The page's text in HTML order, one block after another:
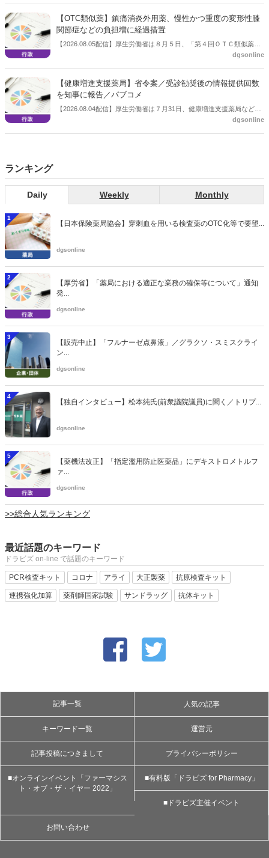
【OTC類似薬】鎮痛消炎外用薬、慢性かつ重度の変形性膝
関節症などの負担増に経過措置
【2026.08.05配信】厚生労働省は８月５日、「第４回ＯＴＣ類似薬の
保険給付の見直しの実施に向けた技術的検討会」を開催。「中間とり
会等に報告し、令和８年秋頃を目途に結論を得る予定。
dgsonline
【健康増進支援薬局】省令案／受診勧奨後の情報提供回数
を知事に報告／パブコメ
【2026.08.04配信】厚生労働省は７月31日、健康増進支援薬局などに
関する省令案を示し、パブコメを開始した。受診勧奨を行った後に、
dgsonline
ランキング
Daily Weekly Monthly
1
【日本保険薬局協会】穿刺血を用いる検査薬のOTC化等で要望...
dgsonline
2
【厚労省】「薬局における適正な業務の確保等について」通知
発...
dgsonline
3
【販売中止】「フルナーゼ点鼻液」／グラクソ・スミスクライ
ン...
dgsonline
4
【独自インタビュー】松本純氏(前衆議院議員)に聞く／トリプ...
dgsonline
5
【薬機法改正】「指定濫用防止医薬品」にデキストロメトルフ
ァ...
dgsonline
>>総合人気ランキング
最近話題のキーワード
ドラビズ on-line で話題のキーワード
PCR検査キット コロナ アライ 大正製薬 抗原検査キット
連携強化加算 薬剤師国家試験 サンドラッグ 抗体キット
記事一覧 人気の記事
キーワード一覧 運営元
記事投稿につきまして プライバシーポリシー
■オンラインイベント「ファーマシス
ト・オブ・ザ・イヤー 2022」
■有料版「ドラビズ for Pharmacy」
■ドラビズ主催イベント
お問い合わせ